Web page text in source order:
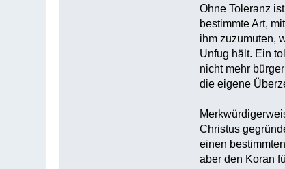
Ohne Toleranz
bestimmte Art,
ihm zuzumuten,
Unfug hält. Ein
nicht mehr
die eigene
Christus
einen
aber den Koran